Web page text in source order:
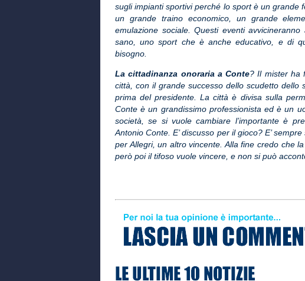
sugli impianti sportivi perché lo sport è un grande
un grande traino economico, un grande
emulazione sociale. Questi eventi
sano, uno sport che è anche educativo, e di
bisogno.
La cittadinanza onoraria a Conte? Il mister ha
città, con il grande successo dello scudetto dello
prima del presidente. La città è divisa sulla
Conte è un grandissimo professionista ed è un
società, se si vuole cambiare l’importante è
Antonio Conte. E’ discusso per il gioco? E’
per Allegri, un altro vincente. Alla fine credo che
però poi il tifoso vuole vincere, e non si può